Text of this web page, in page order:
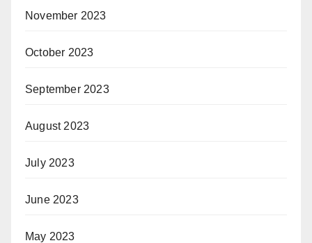
November 2023
October 2023
September 2023
August 2023
July 2023
June 2023
May 2023